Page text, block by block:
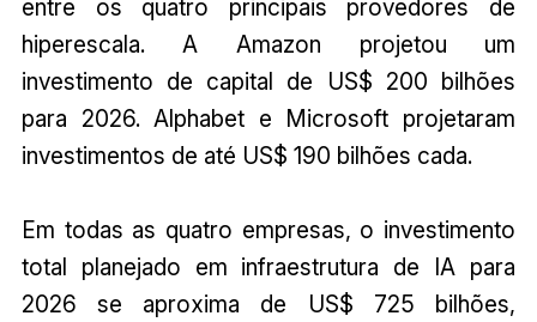
entre os quatro principais provedores de
hiperescala. A Amazon projetou um
investimento de capital de US$ 200 bilhões
para 2026. Alphabet e Microsoft projetaram
investimentos de até US$ 190 bilhões cada.
Em todas as quatro empresas, o investimento
total planejado em infraestrutura de IA para
2026 se aproxima de US$ 725 bilhões,